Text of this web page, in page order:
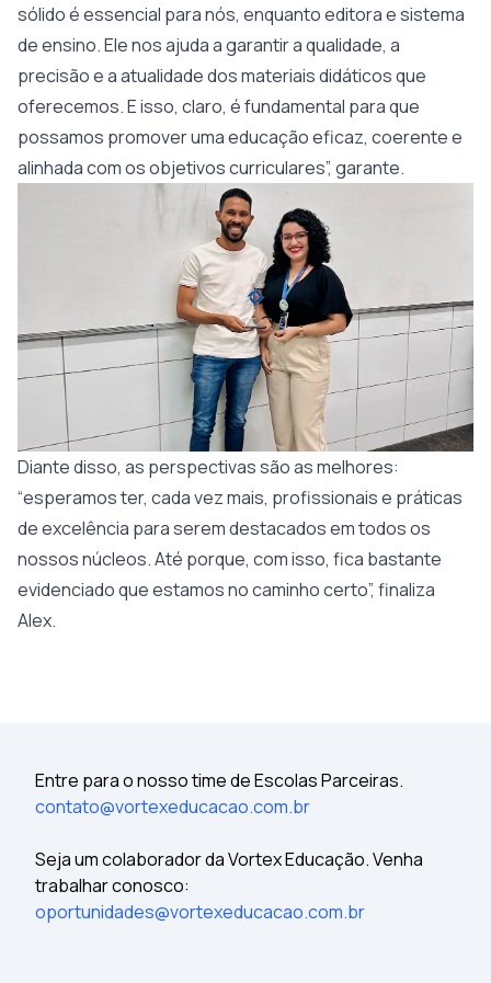
sólido é essencial para nós, enquanto editora e sistema
de ensino. Ele nos ajuda a garantir a qualidade, a
precisão e a atualidade dos materiais didáticos que
oferecemos. E isso, claro, é fundamental para que
possamos promover uma educação eficaz, coerente e
alinhada com os objetivos curriculares”, garante.
Diante disso, as perspectivas são as melhores:
“esperamos ter, cada vez mais, profissionais e práticas
de excelência para serem destacados em todos os
nossos núcleos. Até porque, com isso, fica bastante
evidenciado que estamos no caminho certo”, finaliza
Alex.
Entre para o nosso time de Escolas Parceiras.
contato@vortexeducacao.com.br
Seja um colaborador da Vortex Educação. Venha
trabalhar conosco:
oportunidades@vortexeducacao.com.br